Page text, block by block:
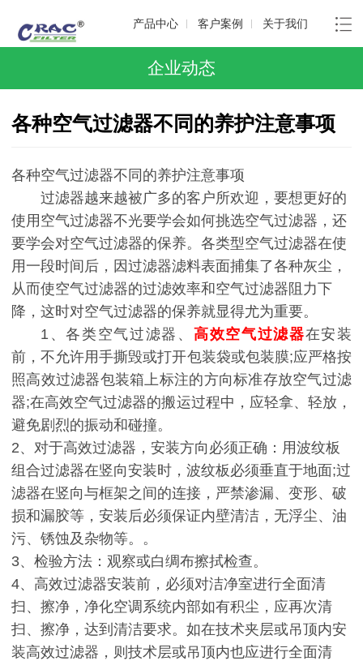
产品中心 客户案例 关于我们
企业动态
各种空气过滤器不同的养护注意事项
各种空气过滤器不同的养护注意事项
过滤器越来越被广多的客户所欢迎，要想更好的
使用空气过滤器不光要学会如何挑选空气过滤器，还
要学会对空气过滤器的保养。各类型空气过滤器在使
用一段时间后，因过滤器滤料表面捕集了各种灰尘，
从而使空气过滤器的过滤效率和空气过滤器阻力下
降，这时对空气过滤器的保养就显得尤为重要。
1、各类空气过滤器、 高效空气过滤器在安装
前，不允许用手撕毁或打开包装袋或包装膜;应严格按
照高效过滤器包装箱上标注的方向标准存放空气过滤
器;在高效空气过滤器的搬运过程中，应轻拿、轻放，
避免剧烈的振动和碰撞。
2、对于高效过滤器，安装方向必须正确：用波纹板
组合过滤器在竖向安装时，波纹板必须垂直于地面;过
滤器在竖向与框架之间的连接，严禁渗漏、变形、破
损和漏胶等，安装后必须保证内壁清洁，无浮尘、油
污、锈蚀及杂物等。。
3、检验方法：观察或白绸布擦拭检查。
4、高效过滤器安装前，必须对洁净室进行全面清
扫、擦净，净化空调系统内部如有积尘，应再次清
扫、擦净，达到清洁要求。如在技术夹层或吊顶内安
装高效过滤器，则技术层或吊顶内也应进行全面清